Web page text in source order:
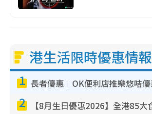
港生活限時優惠情報
1
2